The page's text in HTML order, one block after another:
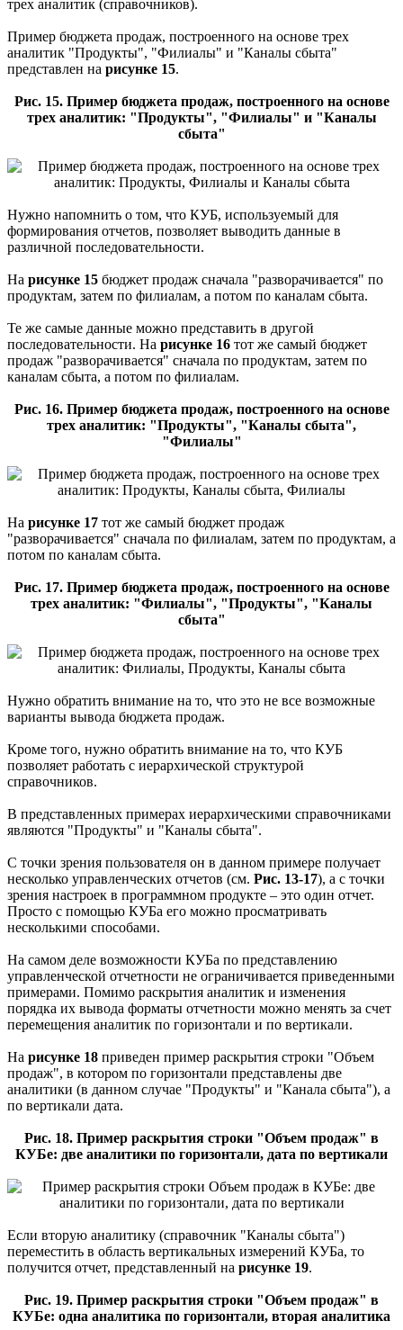
трех аналитик (справочников).
Пример бюджета продаж, построенного на основе трех
аналитик "Продукты", "Филиалы" и "Каналы сбыта"
представлен на рисунке 15.
Рис. 15. Пример бюджета продаж, построенного на основе
трех аналитик: "Продукты", "Филиалы" и "Каналы
сбыта"
Нужно напомнить о том, что КУБ, используемый для
формирования отчетов, позволяет выводить данные в
различной последовательности.
На рисунке 15 бюджет продаж сначала "разворачивается" по
продуктам, затем по филиалам, а потом по каналам сбыта.
Те же самые данные можно представить в другой
последовательности. На рисунке 16 тот же самый бюджет
продаж "разворачивается" сначала по продуктам, затем по
каналам сбыта, а потом по филиалам.
Рис. 16. Пример бюджета продаж, построенного на основе
трех аналитик: "Продукты", "Каналы сбыта",
"Филиалы"
На рисунке 17 тот же самый бюджет продаж
"разворачивается" сначала по филиалам, затем по продуктам, а
потом по каналам сбыта.
Рис. 17. Пример бюджета продаж, построенного на основе
трех аналитик: "Филиалы", "Продукты", "Каналы
сбыта"
Нужно обратить внимание на то, что это не все возможные
варианты вывода бюджета продаж.
Кроме того, нужно обратить внимание на то, что КУБ
позволяет работать с иерархической структурой
справочников.
В представленных примерах иерархическими справочниками
являются "Продукты" и "Каналы сбыта".
С точки зрения пользователя он в данном примере получает
несколько управленческих отчетов (см. Рис. 13-17), а с точки
зрения настроек в программном продукте – это один отчет.
Просто с помощью КУБа его можно просматривать
несколькими способами.
На самом деле возможности КУБа по представлению
управленческой отчетности не ограничивается приведенными
примерами. Помимо раскрытия аналитик и изменения
порядка их вывода форматы отчетности можно менять за счет
перемещения аналитик по горизонтали и по вертикали.
На рисунке 18 приведен пример раскрытия строки "Объем
продаж", в котором по горизонтали представлены две
аналитики (в данном случае "Продукты" и "Канала сбыта"), а
по вертикали дата.
Рис. 18. Пример раскрытия строки "Объем продаж" в
КУБе: две аналитики по горизонтали, дата по вертикали
Если вторую аналитику (справочник "Каналы сбыта")
переместить в область вертикальных измерений КУБа, то
получится отчет, представленный на рисунке 19.
Рис. 19. Пример раскрытия строки "Объем продаж" в
КУБе: одна аналитика по горизонтали, вторая аналитика